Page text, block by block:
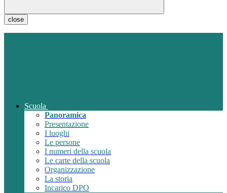
close
Scuola
Panoramica
Presentazione
I luoghi
Le persone
I numeri della scuola
Le carte della scuola
Organizzazione
La storia
Incarico DPO